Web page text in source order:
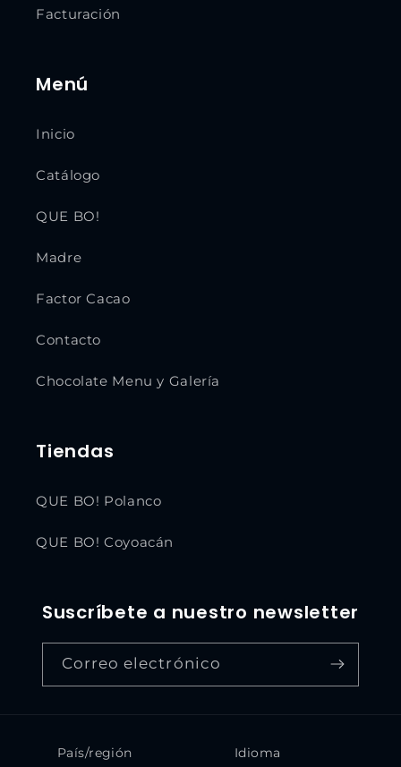
Facturación
Menú
Inicio
Catálogo
QUE BO!
Madre
Factor Cacao
Contacto
Chocolate Menu y Galería
Tiendas
QUE BO! Polanco
QUE BO! Coyoacán
Suscríbete a nuestro newsletter
Correo electrónico
País/región Idioma